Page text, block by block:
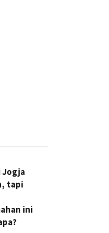
Jogja
tapi
ini